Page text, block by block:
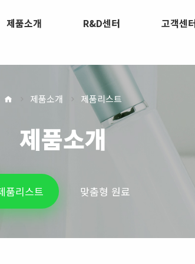
제품소개 R&D센터 고객센
제품소개 제품리스트
제품소개
품리스트 맞춤형 원료